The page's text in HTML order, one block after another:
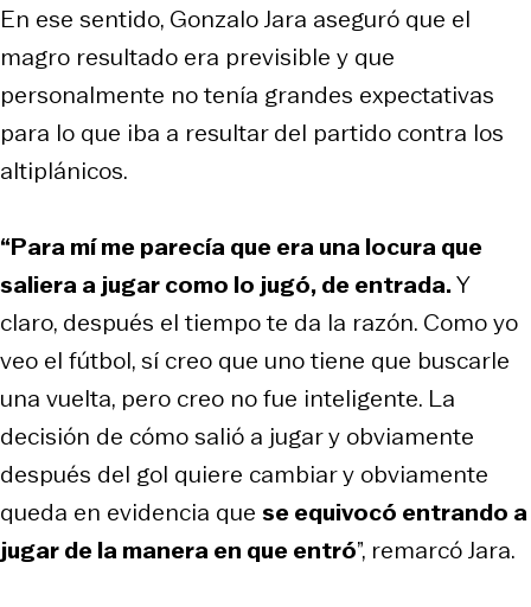
En ese sentido, Gonzalo Jara aseguró que el
magro resultado era previsible y que
personalmente no tenía grandes expectativas
para lo que iba a resultar del partido contra los
altiplánicos.
“Para mí me parecía que era una locura que
saliera a jugar como lo jugó, de entrada.Y
claro, después el tiempo te da la razón. Como yo
veo el fútbol, sí creo que uno tiene que buscarle
una vuelta, pero creo no fue inteligente. La
decisión de cómo salió a jugar y obviamente
después del gol quiere cambiar y obviamente
queda en evidencia que se equivocó entrando a
jugar de la manera en que entró”, remarcó Jara.